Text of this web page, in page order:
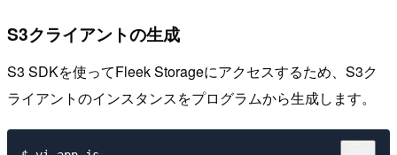
S3クライアントの生成
S3 SDKを使ってFleek Storageにアクセスするため、S3ク
ライアントのインスタンスをプログラムから生成します。